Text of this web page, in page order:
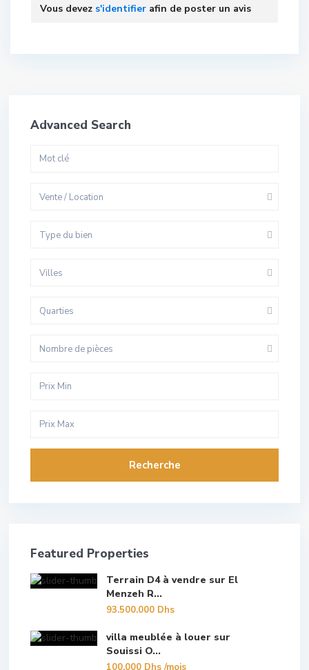
Vous devez s'identifier afin de poster un avis
Advanced Search
Vente / Location
Type du bien
Villes
Quarties
Nombre de pièces
Recherche
Featured Properties
Terrain D4 à vendre sur El
Menzeh R...
93.500.000 Dhs
villa meublée à louer sur
Souissi O...
100.000 Dhs/mois